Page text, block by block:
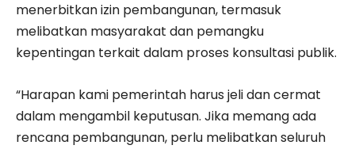
menerbitkan izin pembangunan, termasuk
melibatkan masyarakat dan pemangku
kepentingan terkait dalam proses konsultasi publik.
“Harapan kami pemerintah harus jeli dan cermat
dalam mengambil keputusan. Jika memang ada
rencana pembangunan, perlu melibatkan seluruh